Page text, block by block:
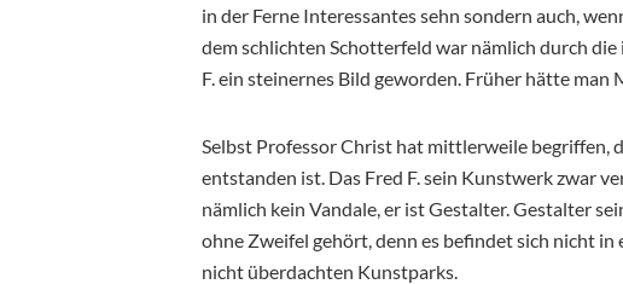
in der Ferne Interessantes sehn sondern auch,
dem schlichten Schotterfeld war nämlich durch
F. ein steinernes Bild geworden. Früher hätte man
Selbst Professor Christ hat mittlerweile begriffen,
entstanden ist. Das Fred F. sein Kunstwerk zwar
nämlich kein Vandale, er ist Gestalter. Gestalter
ohne Zweifel gehört, denn es befindet sich nicht
nicht überdachten Kunstparks.